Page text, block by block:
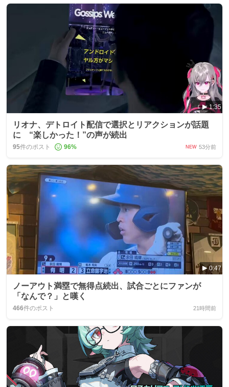
1:35
リオナ、デトロイト配信で選択とリアクションが話題
に “楽しかった！”の声が続出
95件のポスト 96% NEW 53分前
0:47
ノーアウト満塁で無得点続出、試合ごとにファンが
「なんで？」と嘆く
466件のポスト 21時間前